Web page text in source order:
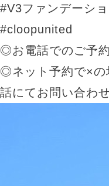
#V3ファンデーシ
#cloopunited
◎お電話でのご予約
◎ネット予約で×の
話にてお問い合わ